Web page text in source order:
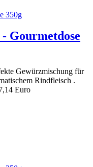
Gourmetdose
Gewürzmischung für
Rindfleisch .
Euro